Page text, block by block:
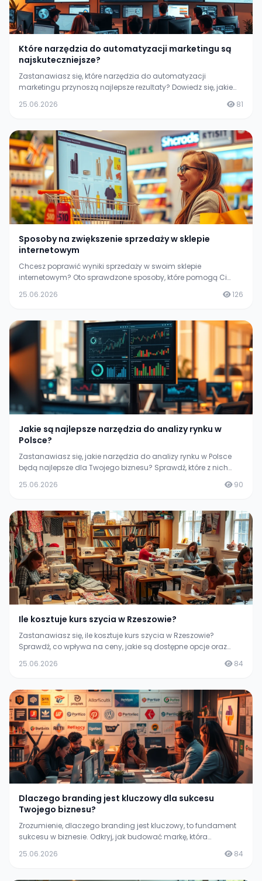
Które narzędzia do automatyzacji marketingu są
najskuteczniejsze?
Zastanawiasz się, które narzędzia do automatyzacji
marketingu przynoszą najlepsze rezultaty? Dowiedz się, jakie
działania. Przeczytaj nasz artykuł!
25.06.2026 81
Sposoby na zwiększenie sprzedaży w sklepie
internetowym
Chcesz poprawić wyniki sprzedaży w swoim sklepie
internetowym? Oto sprawdzone sposoby, które pomogą Ci
25.06.2026 126
Jakie są najlepsze narzędzia do analizy rynku w
Polsce?
Zastanawiasz się, jakie narzędzia do analizy rynku w Polsce
będą najlepsze dla Twojego biznesu? Sprawdź, które z nich
25.06.2026 90
Ile kosztuje kurs szycia w Rzeszowie?
Zastanawiasz się, ile kosztuje kurs szycia w Rzeszowie?
Sprawdź, co wpływa na ceny, jakie są dostępne opcje oraz
25.06.2026 84
Dlaczego branding jest kluczowy dla sukcesu
Twojego biznesu?
Zrozumienie, dlaczego branding jest kluczowy, to fundament
sukcesu w biznesie. Odkryj, jak budować markę, która
25.06.2026 84